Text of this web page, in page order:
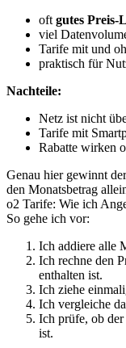
oft gutes Preis-
viel
Tarife mit und
praktisch für
Nachteile:
Netz ist nicht
Tarife mit
Rabatte wirken
Genau hier gewinnt
den Monatsbetrag
o2 Tarife: Wie ich
So gehe ich vor:
Ich addiere alle
Ich rechne den
enthalten ist.
Ich ziehe
Ich vergleiche
Ich prüfe, ob
ist.